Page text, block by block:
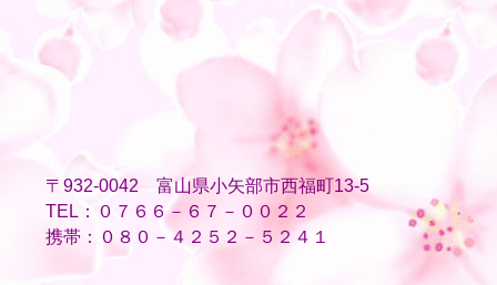
〒932-0042 富山県小矢部市西福町13-5
TEL：０７６６－６７－００２２
携帯：０８０－４２５２－５２４１